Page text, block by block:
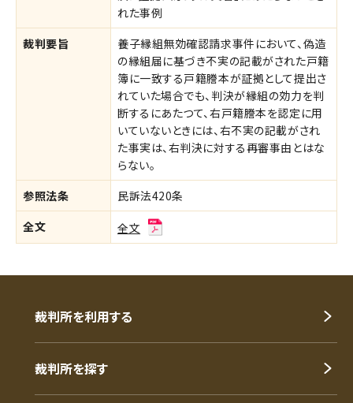
れた事例
裁判要旨
養子縁組無効確認請求事件において、偽造
の縁組届に基づき不実の記載がされた戸籍
簿に一致する戸籍謄本が証拠として提出さ
れていた場合でも、判決が縁組の効力を判
断するにあたつて、右戸籍謄本を認定に用
いていないときには、右不実の記載がされ
た事実は、右判決に対する再審事由とはな
らない。
参照法条
民訴法420条
全文
全文
裁判所を利用する
裁判所を探す